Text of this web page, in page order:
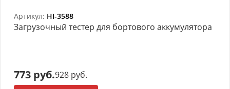
Артикул: HI-3588
Загрузочный тестер для бортового аккумулятора
773 руб.928 руб.